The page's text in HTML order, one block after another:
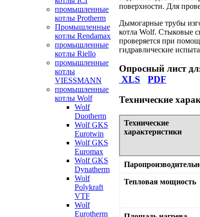
промышленные
котлы Protherm
Промышленные
котлы Rendamax
промышленные
котлы Riello
промышленные
котлы
VIESSMANN
промышленные
котлы Wolf
Wolf
Duotherm
Wolf GKS
Eurotwin
Wolf GKS
Euromax
Wolf GKS
Dynatherm
Wolf
Polykraft
VTF
Wolf
Eurotherm
поверхности. Для
Дымогарные трубы
котла Wolf. Стыковые
проверяется при
гидравлические
Опросный лист
XLS
PDF
Технические
Технические
характеристики
Тепловая мощность